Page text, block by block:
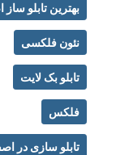
بهترین تابلو ساز
نئون فلکسی
تابلو بک لایت
فلکس
تابلو سازی در